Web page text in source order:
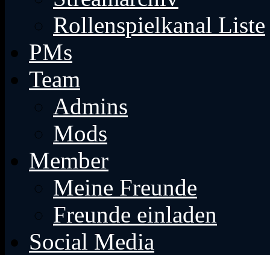
Rollenspielkanal Liste
PMs
Team
Admins
Mods
Member
Meine Freunde
Freunde einladen
Social Media